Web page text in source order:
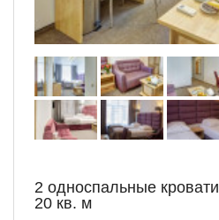
2 односпальные кровати
20 кв. м